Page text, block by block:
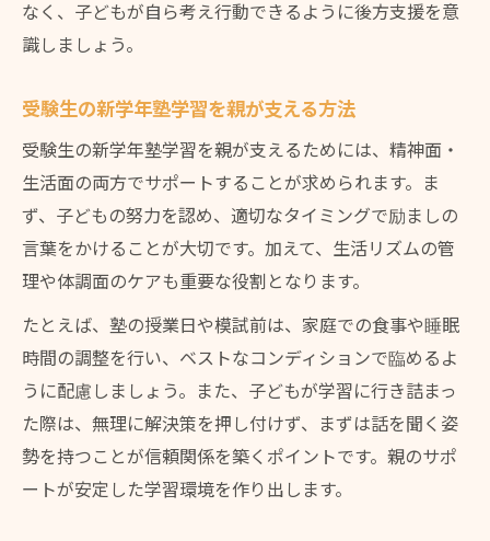
なく、子どもが自ら考え行動できるように後方支援を意
識しましょう。
受験生の新学年塾学習を親が支える方法
受験生の新学年塾学習を親が支えるためには、精神面・
生活面の両方でサポートすることが求められます。ま
ず、子どもの努力を認め、適切なタイミングで励ましの
言葉をかけることが大切です。加えて、生活リズムの管
理や体調面のケアも重要な役割となります。
たとえば、塾の授業日や模試前は、家庭での食事や睡眠
時間の調整を行い、ベストなコンディションで臨めるよ
うに配慮しましょう。また、子どもが学習に行き詰まっ
た際は、無理に解決策を押し付けず、まずは話を聞く姿
勢を持つことが信頼関係を築くポイントです。親のサポ
ートが安定した学習環境を作り出します。